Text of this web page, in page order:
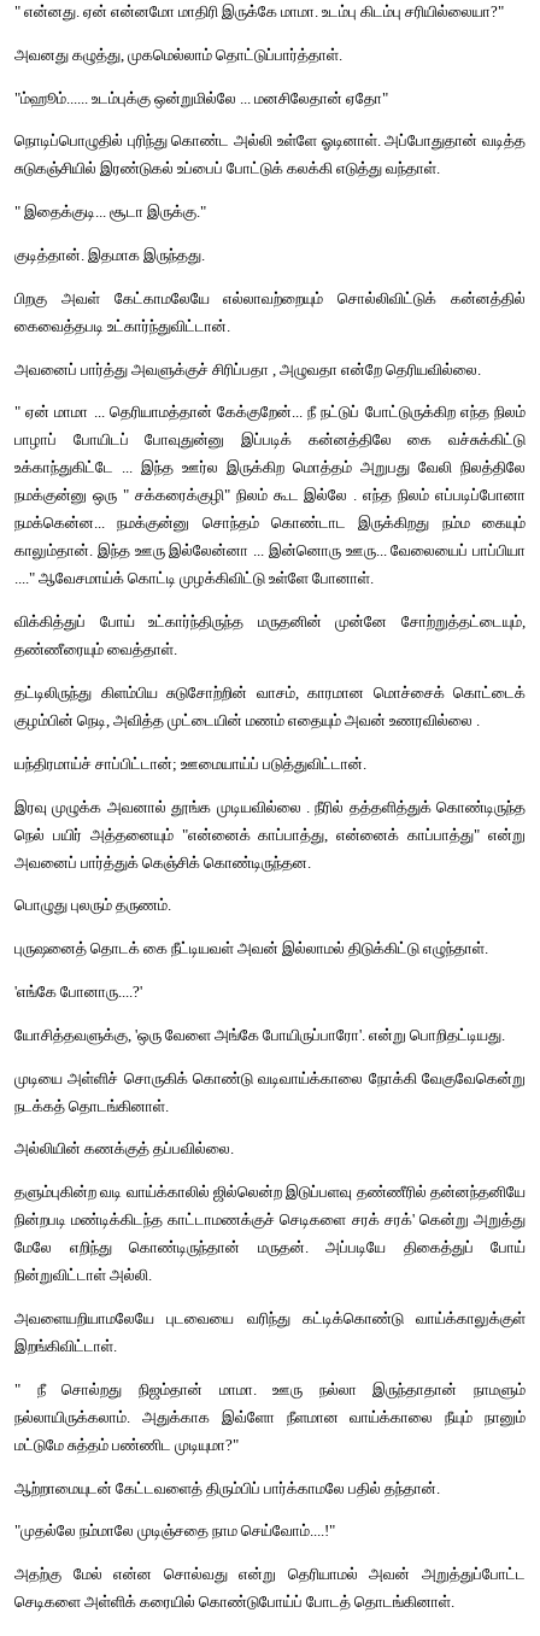
ஆவறது நமக்கும் ஆயிட்டுப் போவட்டுமே. இவன் வெறும்பயல்..
சொல்லுவான்... நாம் ஏமாந்துவிடக்கூடாது ......
மனதின் எண்ண ஓட்டத்தை முகத்தில் காட்டிக் கொள்ளாமல்
"ஏன்டா ... மருதா.. ஊர்லே எத்தன பயலுவ இருக்கானுவ..
பொழைக்கும். சந்தேகமேயில்லை. ஆனா எனக்கொரு
கொடுத்திருக்கிற எம்மக வீட்லே இருந்தாகணும். குடும்பத்தோட
போறோம். அங்கே பேத்திக்குத் 'தலை சுத்துறாங்க திரும்ப வர
அதாம் பாக்குறேன்...”
கிழவரின் சாதுரியம் மருதனுக்குப் புரிந்துவிட்டது. மனது கசந்து
"பரவாயில்லே பெரியப்பா ...... நீங்க போயிட்டு வாங்க."
திரும்பிப் பார்க்காமல் நடக்கத் தொடங்கினான்.
பார்த்ததும் சரேலன்று உற்சாகம் கொப்பளித்தது மருதனுக்கு.
பிரேம்குமார் கிராமத்தின் முதல் பட்டதாரி. "நாகூர்பிச்சை"
இது வென்று என்னவென்னவோ சதா சர்வகாலமும் செய்து
பிரேம்குமாரை வழி மறித்தான்.
கடகடவென்று எல்லாவற்றையும் சொல்லி முடித்தான்
யோசிப்புக்குப் பிறகு மருதனை ஏறிட்டான்.
"மருதண்ணே .... நீங்க சொல்ற வேலையைச் செய்றதுக்குன்னே பி
கவர்மெண்ட்லே ஒரு டிபார்ட்மெண்ட் இருக்கு. நாளைக்
பார்த்து ஒரு 'பெட்டிஷன்' கொடுத்தீங்கன்னா செஞ்சுட்டுப்
மருதனின் முகம் சிறுத்துப் போய்விட்டது.
" நானே கூட நாளைக்கு என்ஜினியரைப் பார்க்கலாம். ஆனா
மூணு நாளைக்கு மூச்சுவிட முடியாத வேலை. எங்க
அதுக்கு அன்னதானம்.. ரத்ததானம்னு நிறைய வேலை.
அவரோட ரசிகர் மன்றத்துக்கு நான்தான் தலைவருன்னு .
முடிஞ்சதும் நீங்க சொல்ற மாதிரி ஏதாவது செய்வோம்.
எனக்காக எல்லாரும் காத்துக்கிட்டிருப்பாங்க."
இதற்குப் பிறகும் மருதனால் சும்மா இருக்க முடியவில்லை.